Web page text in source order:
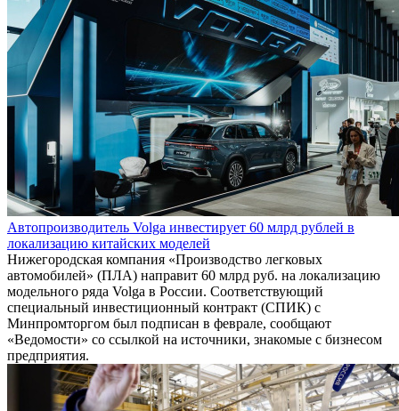
Автопроизводитель Volga инвестирует 60 млрд рублей в
локализацию китайских моделей
Нижегородская компания «Производство легковых
автомобилей» (ПЛА) направит 60 млрд руб. на локализацию
модельного ряда Volga в России. Соответствующий
специальный инвестиционный контракт (СПИК) с
Минпромторгом был подписан в феврале, сообщают
«Ведомости» со ссылкой на источники, знакомые с бизнесом
предприятия.